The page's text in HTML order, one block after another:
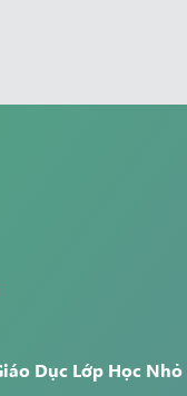
Dục Lớp Học Nhỏ